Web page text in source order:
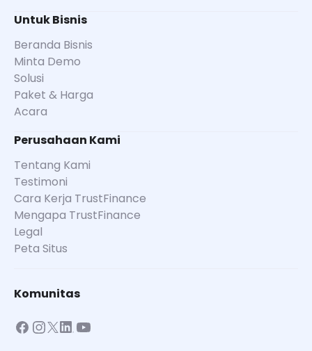
Untuk Bisnis
Beranda Bisnis
Minta Demo
Solusi
Paket & Harga
Acara
Perusahaan Kami
Tentang Kami
Testimoni
Cara Kerja TrustFinance
Mengapa TrustFinance
Legal
Peta Situs
Komunitas